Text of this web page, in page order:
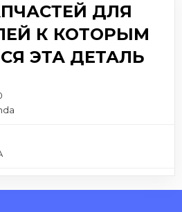
ДЛЯ
К КОТОРЫМ
ЭТА ДЕТАЛЬ